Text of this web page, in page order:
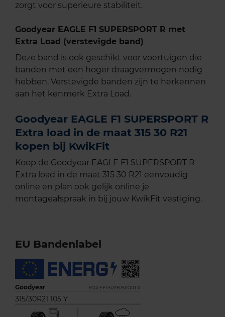
zorgt voor superieure stabiliteit.
Goodyear EAGLE F1 SUPERSPORT R met
Extra Load (verstevigde band)
Deze band is ook geschikt voor voertuigen die
banden met een hoger draagvermogen nodig
hebben. Verstevigde banden zijn te herkennen
aan het kenmerk Extra Load.
Goodyear EAGLE F1 SUPERSPORT R
Extra load in de maat 315 30 R21
kopen bij KwikFit
Koop de Goodyear EAGLE F1 SUPERSPORT R
Extra load in de maat 315 30 R21 eenvoudig
online en plan ook gelijk online je
montageafspraak in bij jouw KwikFit vestiging.
EU Bandenlabel
Goodyear EAGLE F1 SUPERSPORT R
315/30R21 105 Y